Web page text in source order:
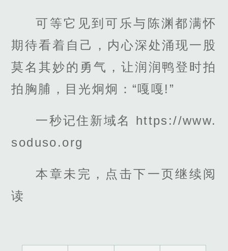
可等它见到可乐与陈渊都满怀
期待看着自己，内心深处涌现一股
莫名其妙的勇气，让润润鸭登时拍
拍胸脯，目光炯炯：“嘎嘎!”
一秒记住新域名 https://www.
soduso.org
本章未完，点击下一页继续阅
读